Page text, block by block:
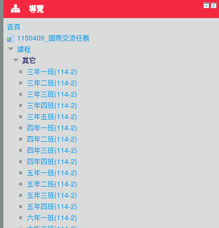
導覽
首頁
1150409_國際交流任務
課程
其它
三年一班(114-2)
三年二班(114-2)
三年三班(114-2)
三年四班(114-2)
三年五班(114-2)
四年一班(114-2)
四年二班(114-2)
四年三班(114-2)
四年四班(114-2)
五年一班(114-2)
五年二班(114-2)
五年三班(114-2)
五年四班(114-2)
六年一班(114-2)